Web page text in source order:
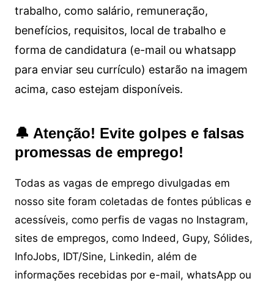
trabalho, como salário, remuneração,
benefícios, requisitos, local de trabalho e
forma de candidatura (e-mail ou whatsapp
para enviar seu currículo) estarão na imagem
acima, caso estejam disponíveis.
🔔 Atenção! Evite golpes e falsas
promessas de emprego!
Todas as vagas de emprego divulgadas em
nosso site foram coletadas de fontes públicas e
acessíveis, como perfis de vagas no Instagram,
sites de empregos, como Indeed, Gupy, Sólides,
InfoJobs, IDT/Sine, Linkedin, além de
informações recebidas por e-mail, whatsApp ou